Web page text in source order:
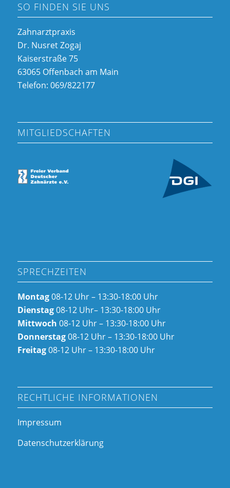
SO FINDEN SIE UNS
Zahnarztpraxis
Dr. Nusret Zogaj
Kaiserstraße 75
63065 Offenbach am Main
Telefon: 069/822177
MITGLIEDSCHAFTEN
SPRECHZEITEN
Montag08-12 Uhr – 13:30-18:00 Uhr
Dienstag08-12 Uhr– 13:30-18:00 Uhr
Mittwoch 08-12 Uhr – 13:30-18:00 Uhr
Donnerstag08-12 Uhr – 13:30-18:00 Uhr
Freitag08-12 Uhr – 13:30-18:00 Uhr
RECHTLICHE INFORMATIONEN
Impressum
Datenschutzerklärung